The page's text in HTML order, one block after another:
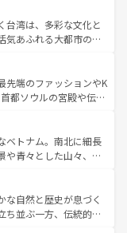
しい。
えてくれるハワイの
ワイアンミュージッ
てがハワイの魅力を彩
。
ルル（エアーズロッ
ケアンズの熱帯雨林な
フェやワイン、オージ
、サーフィンやダイ
ア好きにはたまらな
存分に味わいつくそ
台湾は、多彩な文化と
気あふれる大都市の台
部など、都市の喧騒
れる人に新しい発見と
深い台湾の食文化も魅
ラエティ豊かな料理
報は コンテンツ一覧を参
先端のファッションやK
都ソウルの宮殿や伝統
然美を楽しむことが
品のストリートフード
いる。夜には、韓国な
魅力を心ゆくまで味
新着の韓国情報はコンテンツ一
ベトナム。南北に細長
や青々とした山々、世
イの古い町並みやホ
物も、独特の雰囲気を
の豊かさとおいしさで
な自然と歴史が息づく
ち並ぶ一方、伝統的な